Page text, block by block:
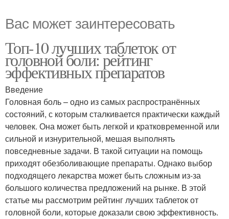
Вас может заинтересовать
Топ-10 лучших таблеток от
головной боли: рейтинг
эффективных препаратов
Введение
Головная боль – одно из самых распространённых
состояний, с которым сталкивается практически каждый
человек. Она может быть легкой и кратковременной или
сильной и изнурительной, мешая выполнять
повседневные задачи. В такой ситуации на помощь
приходят обезболивающие препараты. Однако выбор
подходящего лекарства может быть сложным из-за
большого количества предложений на рынке. В этой
статье мы рассмотрим рейтинг лучших таблеток от
головной боли, которые доказали свою эффективность.